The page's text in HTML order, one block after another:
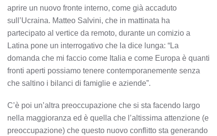
aprire un nuovo fronte interno, come già accaduto
sull’Ucraina. Matteo Salvini, che in mattinata ha
partecipato al vertice da remoto, durante un comizio a
Latina pone un interrogativo che la dice lunga: “La
domanda che mi faccio come Italia e come Europa è quanti
fronti aperti possiamo tenere contemporanemente senza
che saltino i bilanci di famiglie e aziende”.
C’è poi un’altra preoccupazione che si sta facendo largo
nella maggioranza ed è quella che l’altissima attenzione (e
preoccupazione) che questo nuovo conflitto sta generando